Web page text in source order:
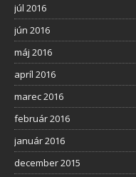
júl 2016
jún 2016
máj 2016
apríl 2016
marec 2016
február 2016
január 2016
december 2015